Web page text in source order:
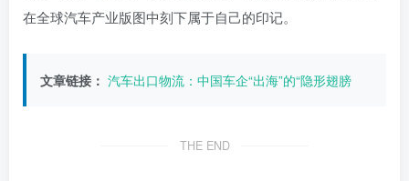
在全球汽车产业版图中刻下属于自己的印记。
文章链接： 汽车出口物流：中国车企“出海”的“隐形翅膀
THE END